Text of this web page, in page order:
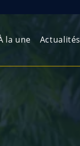
la une Actualités